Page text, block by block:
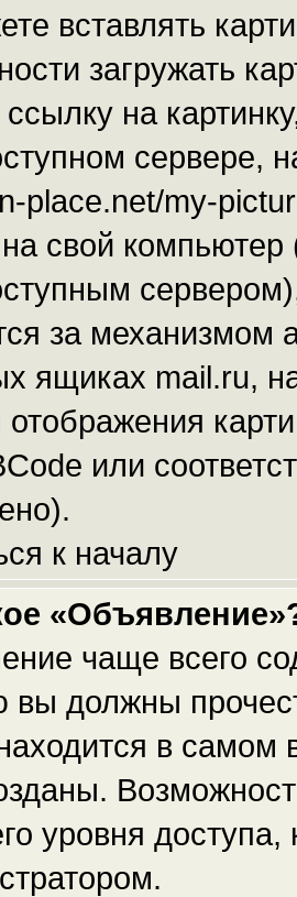
вставлять
загружать
ссылку на
сервере,
place.net/my-
свой компьютер
за механизмом
ящиках mail.ru,
или
к началу
чаще всего
вы должны
в
уровня